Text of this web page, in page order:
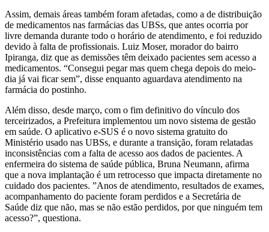
Assim, demais áreas também foram afetadas, como a de distribuição
de medicamentos nas farmácias das UBSs, que antes ocorria por
livre demanda durante todo o horário de atendimento, e foi reduzido
devido à falta de profissionais. Luiz Moser, morador do bairro
Ipiranga, diz que as demissões têm deixado pacientes sem acesso a
medicamentos. “Consegui pegar mas quem chega depois do meio-
dia já vai ficar sem”, disse enquanto aguardava atendimento na
farmácia do postinho.
Além disso, desde março, com o fim definitivo do vínculo dos
terceirizados, a Prefeitura implementou um novo sistema de gestão
em saúde. O aplicativo e-SUS é o novo sistema gratuito do
Ministério usado nas UBSs, e durante a transição, foram relatadas
inconsistências com a falta de acesso aos dados de pacientes. A
enfermeira do sistema de saúde pública, Bruna Neumann, afirma
que a nova implantação é um retrocesso que impacta diretamente no
cuidado dos pacientes. ”Anos de atendimento, resultados de exames,
acompanhamento do paciente foram perdidos e a Secretária de
Saúde diz que não, mas se não estão perdidos, por que ninguém tem
acesso?”, questiona.